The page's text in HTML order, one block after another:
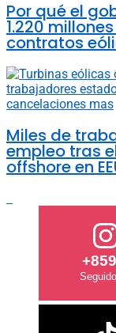
Por qué el
1.220
contratos
Miles de
empleo tras
offshore en